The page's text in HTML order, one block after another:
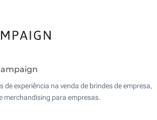
de experiência na venda de brindes de empresa,
merchandising para empresas.